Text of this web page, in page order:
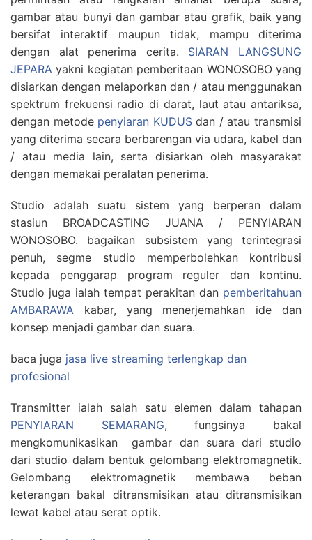
gambar atau bunyi dan gambar atau grafik, baik yang
bersifat interaktif maupun tidak, mampu diterima
dengan alat penerima cerita. SIARAN LANGSUNG
JEPARA yakni kegiatan pemberitaan WONOSOBO yang
disiarkan dengan melaporkan dan / atau menggunakan
spektrum frekuensi radio di darat, laut atau antariksa,
dengan metode penyiaran KUDUSdan / atau transmisi
yang diterima secara berbarengan via udara, kabel dan
/ atau media lain, serta disiarkan oleh masyarakat
dengan memakai peralatan penerima.
Studio adalah suatu sistem yang berperan dalam
stasiun BROADCASTING JUANA / PENYIARAN
WONOSOBO. bagaikan subsistem yang terintegrasi
penuh, segme studio memperbolehkan kontribusi
kepada penggarap program reguler dan kontinu.
Studio juga ialah tempat perakitan dan pemberitahuan
AMBARAWA kabar, yang menerjemahkan ide dan
konsep menjadi gambar dan suara.
baca juga jasa live streaming terlengkap dan
profesional
Transmitter ialah salah satu elemen dalam tahapan
PENYIARAN SEMARANG, fungsinya bakal
mengkomunikasikan gambar dan suara dari studio
dari studio dalam bentuk gelombang elektromagnetik.
Gelombang elektromagnetik membawa beban
keterangan bakal ditransmisikan atau ditransmisikan
lewat kabel atau serat optik.